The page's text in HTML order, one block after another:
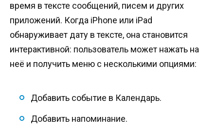
время в тексте сообщений, писем и других
приложений. Когда iPhone или iPad
обнаруживает дату в тексте, она становится
интерактивной: пользователь может нажать на
неё и получить меню с несколькими опциями:
Добавить событие в Календарь.
Добавить напоминание.